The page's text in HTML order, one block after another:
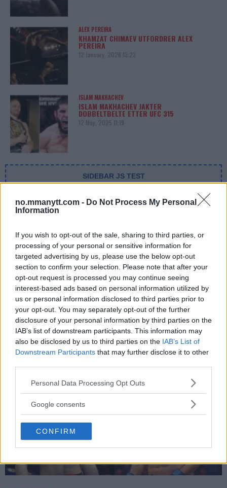
no.mmanytt.com - Do Not Process My Personal
Information
If you wish to opt-out of the sale, sharing to third parties, or
processing of your personal or sensitive information for
targeted advertising by us, please use the below opt-out
section to confirm your selection. Please note that after your
opt-out request is processed you may continue seeing
interest-based ads based on personal information utilized by
us or personal information disclosed to third parties prior to
your opt-out. You may separately opt-out of the further
disclosure of your personal information by third parties on the
IAB’s list of downstream participants. This information may
also be disclosed by us to third parties on the IAB’s List of
Downstream Participants that may further disclose it to other
Please note that this website/app uses one or more Google
not limited to your visit or usage behaviour. You may click to
use your data for below specified purposes in below Google
consent section.
Personal Data Processing Opt Outs
Google consents
CONFIRM
ALEX PEREIRA
KHAMZAT CHIMAEV UTFORDRER ALEX
PEREIRA
12 January, 2026 13:23
ISLAM MAKHACHEV
ISLAM MAKHACHEV JAKTER
DOBBELTBELTE ETTER UFC 315
12 May, 2025 11:19
SIDEBAR JS TEST
Slug:sidebar_right_1| Tid:1:19:24 PM
DILLON DANIS
Hype FC ønsker å booke Dillon Danis vs Chanko Zaynukov
Erik Solvang 13 January, 2026 15:37